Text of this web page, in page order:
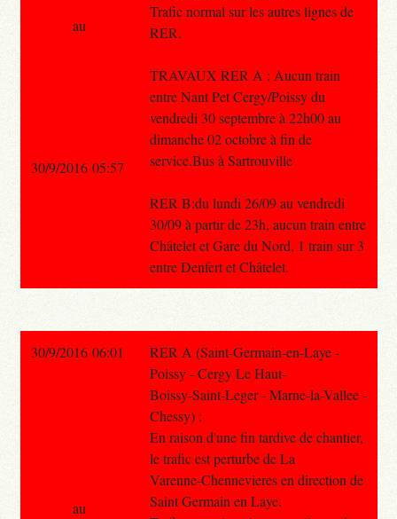
Trafic normal sur les autres lignes de
RER.
TRAVAUX RER A : Aucun train
entre Nant Pet Cergy/Poissy du
vendredi 30 septembre à 22h00 au
dimanche 02 octobre à fin de
service.Bus à Sartrouville
RER B:du lundi 26/09 au vendredi
30/09 à partir de 23h, aucun train entre
Châtelet et Gare du Nord, 1 train sur 3
entre Denfert et Châtelet.
au
30/9/2016 05:57
30/9/2016 06:01
RER A (Saint-Germain-en-Laye -
Poissy - Cergy Le Haut-
Boissy-Saint-Leger - Marne-la-Vallee -
Chessy) :
En raison d'une fin tardive de chantier,
le trafic est perturbe de La
Varenne-Chennevieres en direction de
Saint Germain en Laye.
au